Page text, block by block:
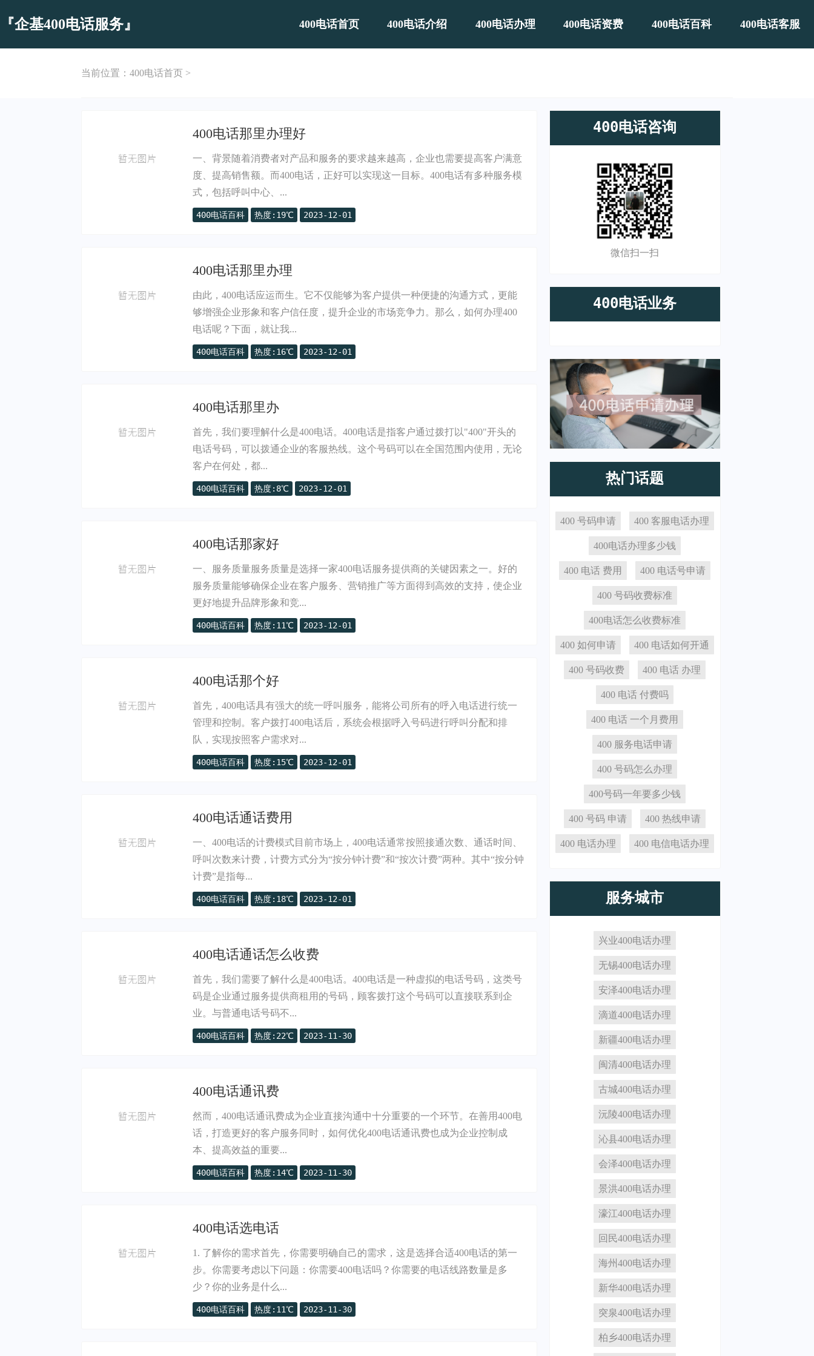
『企基400电话服务』 400电话首页 400电话介绍 400电话办理 400电话资费 400电话百科 400电话客服
当前位置：400电话首页 >
400电话那里办理好
一、背景随着消费者对产品和服务的要求越来越高，企业也需要提高客户满意
度、提高销售额。而400电话，正好可以实现这一目标。400电话有多种服务模
式，包括呼叫中心、...
400电话百科 热度:19℃ 2023-12-01
400电话那里办理
由此，400电话应运而生。它不仅能够为客户提供一种便捷的沟通方式，更能
够增强企业形象和客户信任度，提升企业的市场竞争力。那么，如何办理400
电话呢？下面，就让我...
400电话百科 热度:16℃ 2023-12-01
400电话那里办
首先，我们要理解什么是400电话。400电话是指客户通过拨打以"400"开头的
电话号码，可以拨通企业的客服热线。这个号码可以在全国范围内使用，无论
客户在何处，都...
400电话百科 热度:8℃ 2023-12-01
400电话那家好
一、服务质量服务质量是选择一家400电话服务提供商的关键因素之一。好的
服务质量能够确保企业在客户服务、营销推广等方面得到高效的支持，使企业
更好地提升品牌形象和竞...
400电话百科 热度:11℃ 2023-12-01
400电话那个好
首先，400电话具有强大的统一呼叫服务，能将公司所有的呼入电话进行统一
管理和控制。客户拨打400电话后，系统会根据呼入号码进行呼叫分配和排
队，实现按照客户需求对...
400电话百科 热度:15℃ 2023-12-01
400电话通话费用
一、400电话的计费模式目前市场上，400电话通常按照接通次数、通话时间、
呼叫次数来计费，计费方式分为“按分钟计费”和“按次计费”两种。其中“按分钟
计费”是指每...
400电话百科 热度:18℃ 2023-12-01
400电话通话怎么收费
首先，我们需要了解什么是400电话。400电话是一种虚拟的电话号码，这类号
码是企业通过服务提供商租用的号码，顾客拨打这个号码可以直接联系到企
业。与普通电话号码不...
400电话百科 热度:22℃ 2023-11-30
400电话通讯费
然而，400电话通讯费成为企业直接沟通中十分重要的一个环节。在善用400电
话，打造更好的客户服务同时，如何优化400电话通讯费也成为企业控制成
本、提高效益的重要...
400电话百科 热度:14℃ 2023-11-30
400电话选电话
1. 了解你的需求首先，你需要明确自己的需求，这是选择合适400电话的第一
步。你需要考虑以下问题：你需要400电话吗？你需要的电话线路数量是多
少？你的业务是什么...
400电话百科 热度:11℃ 2023-11-30
400电话咨询
微信扫一扫
400电话业务
热门话题
400 号码申请 400 客服电话办理
400电话办理多少钱
400 电话 费用 400 电话号申请
400 号码收费标准
400电话怎么收费标准
400 如何申请 400 电话如何开通
400 号码收费 400 电话 办理
400 电话 付费吗
400 电话 一个月费用
400 服务电话申请
400 号码怎么办理
400号码一年要多少钱
400 号码 申请 400 热线申请
400 电话办理 400 电信电话办理
服务城市
兴业400电话办理
无锡400电话办理
安泽400电话办理
滴道400电话办理
新疆400电话办理
闽清400电话办理
古城400电话办理
沅陵400电话办理
沁县400电话办理
会泽400电话办理
景洪400电话办理
濠江400电话办理
回民400电话办理
海州400电话办理
新华400电话办理
突泉400电话办理
柏乡400电话办理